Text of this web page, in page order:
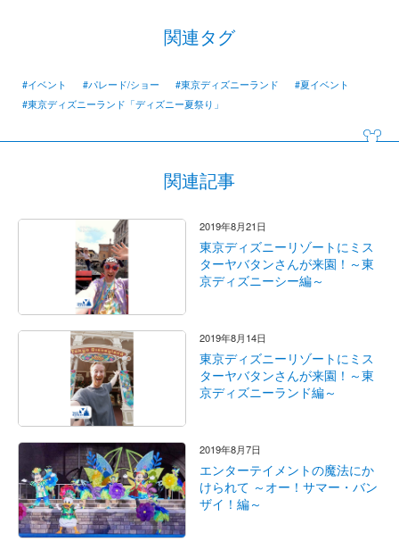
関連タグ
#イベント #パレード/ショー #東京ディズニーランド
#夏イベント
#東京ディズニーランド「ディズニー夏祭り」
関連記事
2019年8月21日
東京ディズニーリゾートにミス
ターヤバタンさんが来園！～東
京ディズニーシー編～
2019年8月14日
東京ディズニーリゾートにミス
ターヤバタンさんが来園！～東
京ディズニーランド編～
2019年8月7日
エンターテイメントの魔法にか
けられて ～オー！サマー・バン
ザイ！編～